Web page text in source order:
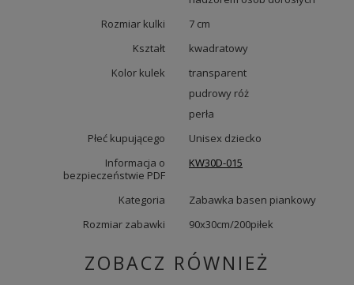
Rozmiar kulki
7 cm
Kształt
kwadratowy
Kolor kulek
transparent
pudrowy róż
perła
Płeć kupującego
Unisex dziecko
Informacja o
bezpieczeństwie PDF
KW30D-015
Kategoria
Zabawka basen piankowy
Rozmiar zabawki
90x30cm/200piłek
ZOBACZ RÓWNIEŻ